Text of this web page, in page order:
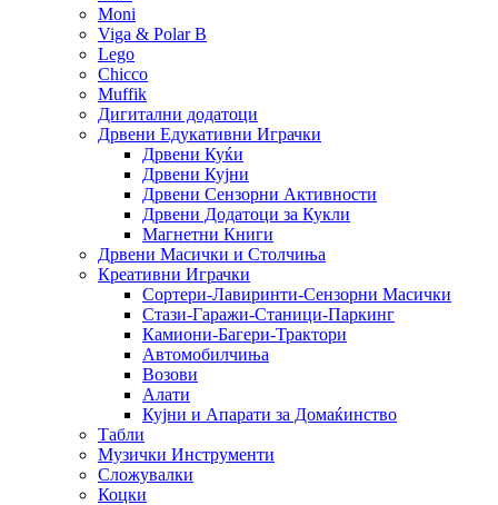
Moni
Viga & Polar B
Lego
Chicco
Muffik
Дигитални додатоци
Дрвени Едукативни Играчки
Дрвени Куќи
Дрвени Кујни
Дрвени Сензорни Активности
Дрвени Додатоци за Кукли
Магнетни Книги
Дрвени Масички и Столчиња
Креативни Играчки
Сортери-Лавиринти-Сензорни Масички
Стази-Гаражи-Станици-Паркинг
Камиони-Багери-Трактори
Автомобилчиња
Возови
Алати
Кујни и Апарати за Домаќинство
Табли
Музички Инструменти
Сложувалки
Коцки